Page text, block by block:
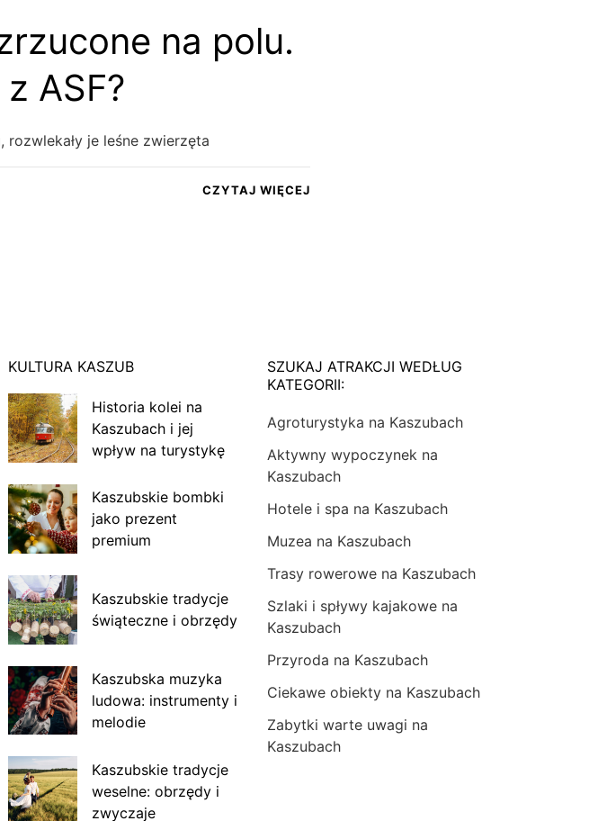
na polu.
ASF?
je leśne zwierzęta
CZYTAJ WIĘCEJ
KULTURA KASZUB
Historia kolei na
Kaszubach i jej
wpływ na turystykę
Kaszubskie bombki
jako prezent
premium
Kaszubskie tradycje
świąteczne i obrzędy
Kaszubska muzyka
ludowa: instrumenty i
melodie
Kaszubskie tradycje
weselne: obrzędy i
zwyczaje
SZUKAJ ATRAKCJI WEDŁUG
KATEGORII:
Agroturystyka na Kaszubach
Aktywny wypoczynek na
Kaszubach
Hotele i spa na Kaszubach
Muzea na Kaszubach
Trasy rowerowe na Kaszubach
Szlaki i spływy kajakowe na
Kaszubach
Przyroda na Kaszubach
Ciekawe obiekty na Kaszubach
Zabytki warte uwagi na
Kaszubach